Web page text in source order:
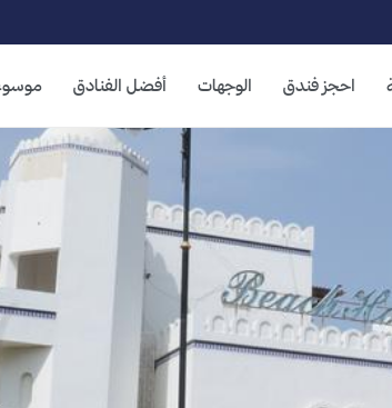
احجز فندق الوجهات أفضل الفنادق